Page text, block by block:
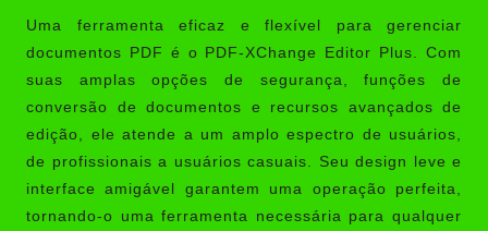
Uma ferramenta eficaz e flexível para gerenciar
documentos PDF é o PDF-XChange Editor Plus. Com
suas amplas opções de segurança, funções de
conversão de documentos e recursos avançados de
edição, ele atende a um amplo espectro de usuários,
de profissionais a usuários casuais. Seu design leve e
interface amigável garantem uma operação perfeita,
tornando-o uma ferramenta necessária para qualquer